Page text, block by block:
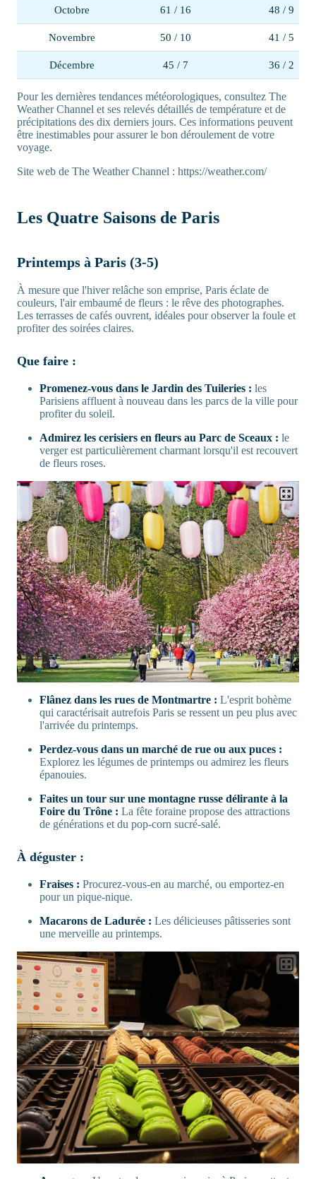
Octobre 61 / 16 48 / 9
Novembre 50 / 10 41 / 5
Décembre 45 / 7 36 / 2
Pour les dernières tendances météorologiques, consultez The
Weather Channel et ses relevés détaillés de température et de
précipitations des dix derniers jours. Ces informations peuvent
être inestimables pour assurer le bon déroulement de votre
voyage.
Site web de The Weather Channel : https://weather.com/
Les Quatre Saisons de Paris
Printemps à Paris (3-5)
À mesure que l'hiver relâche son emprise, Paris éclate de
couleurs, l'air embaumé de fleurs : le rêve des photographes.
Les terrasses de cafés ouvrent, idéales pour observer la foule et
profiter des soirées claires.
Que faire :
Promenez-vous dans le Jardin des Tuileries : les
Parisiens affluent à nouveau dans les parcs de la ville pour
profiter du soleil.
Admirez les cerisiers en fleurs au Parc de Sceaux : le
verger est particulièrement charmant lorsqu'il est recouvert
de fleurs roses.
Flânez dans les rues de Montmartre : L'esprit bohème
qui caractérisait autrefois Paris se ressent un peu plus avec
l'arrivée du printemps.
Perdez-vous dans un marché de rue ou aux puces :
Explorez les légumes de printemps ou admirez les fleurs
épanouies.
Faites un tour sur une montagne russe délirante à la
Foire du Trône : La fête foraine propose des attractions
de générations et du pop-corn sucré-salé.
À déguster :
Fraises : Procurez-vous-en au marché, ou emportez-en
pour un pique-nique.
Macarons de Ladurée : Les délicieuses pâtisseries sont
une merveille au printemps.